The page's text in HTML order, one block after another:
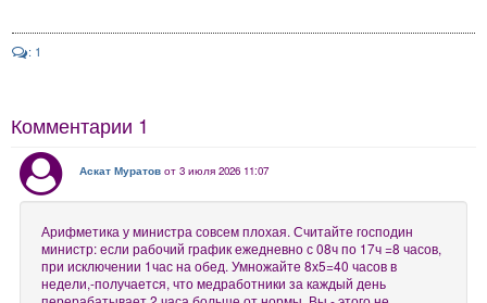
: 1
Комментарии 1
Аскат Муратов от 3 июля 2026 11:07
Арифметика у министра совсем плохая. Считайте господин
министр: если рабочий график ежедневно с 08ч по 17ч =8 часов,
при исключении 1час на обед. Умножайте 8х5=40 часов в
недели,-получается, что медработники за каждый день